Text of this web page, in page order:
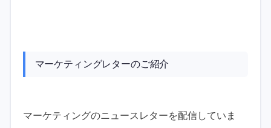
マーケティングレターのご紹介
マーケティングのニュースレターを配信していま